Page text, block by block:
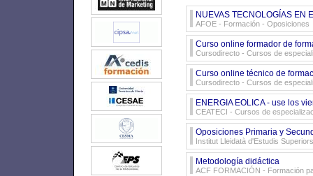
NUEVAS TECNOLOGÍAS EN
AFOE - Formación - Oposiciones
Curso online formador de
Cursodirecto - Cursos de
Curso online técnico de
Cursodirecto - Cursos de
ENERGIA EOLICA - use los
CEATECI - Cursos de
Oposiciones Primaria y
Institut Lleidatà d'Estudis
Metodología didáctica
ACF FORMACIÓN - Formación